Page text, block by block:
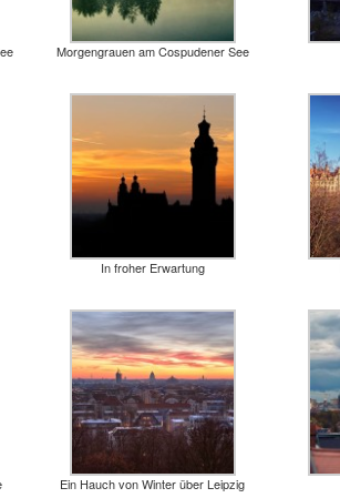
Morgengrauen am Cospudener See
In froher Erwartung
Ein Hauch von Winter über Leipzig